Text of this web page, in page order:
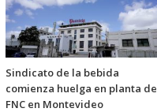
Sindicato de la bebida
comienza huelga en planta de
FNC en Montevideo